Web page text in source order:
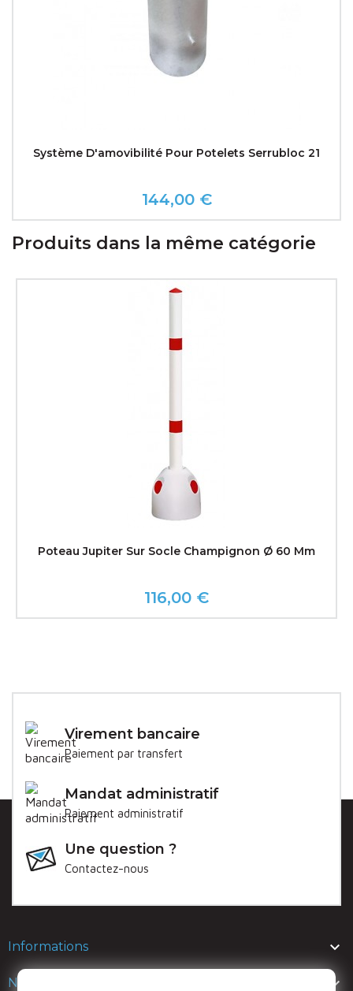
Système D'amovibilité Pour Potelets Serrubloc 21
Prix
144,00 €
Produits dans la même catégorie
Poteau Jupiter Sur Socle Champignon Ø 60 Mm
Prix
116,00 €
Virement bancaire
Paiement par transfert
Mandat administratif
Paiement administratif
Une question ?
Contactez-nous
Informations 
Nos lignes 